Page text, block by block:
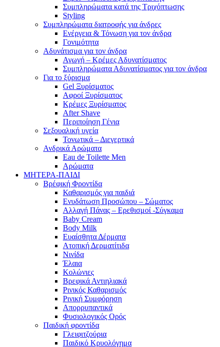
Συμπληρώματα κατά της Τριχόπτωσης
Styling
Συμπληρώματα διατροφής για άνδρες
Ενέργεια & Τόνωση για τον άνδρα
Γονιμότητα
Αδυνάτισμα για τον άνδρα
Αγωγή – Κρέμες Αδυνατίσματος
Συμπληρώματα Αδυνατίσματος για τον άνδρα
Για το ξύρισμα
Gel Ξυρίσματος
Αφροί Ξυρίσματος
Κρέμες Ξυρίσματος
After Shave
Περιποίηση Γένια
Σεξουαλική υγεία
Τονωτικά – Διεγερτικά
Ανδρικά Αρώματα
Eau de Toilette Men
Αρώματα
ΜΗΤΕΡΑ-ΠΑΙΔΙ
Βρέφική Φροντίδα
Καθαρισμός για παιδιά
Ενυδάτωση Προσώπου – Σώματος
Αλλαγή Πάνας – Ερεθισμοί -Σύγκαμα
Baby Cream
Body Milk
Ευαίσθητα Δέρματα
Ατοπική Δερματίτιδα
Νινίδα
Έλαια
Κολώνιες
Βρεφικά Αντιηλιακά
Ρινικός Καθαρισμός
Ρινική Συμφόρηση
Απορρυπαντικά
Φυσιολογικός Ορός
Παιδική φροντίδα
Γλειφιτζούρια
Παιδικό Κρυολόγημα